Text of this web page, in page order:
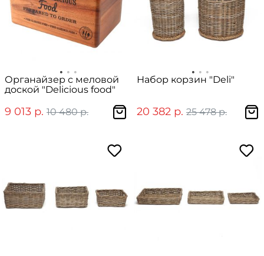
Органайзер с меловой
доской "Delicious food"
9 013 р. 10 480 р.
Набор корзин "Deli"
20 382 р. 25 478 р.